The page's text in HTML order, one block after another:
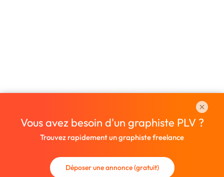
Vous avez besoin d'un graphiste PLV ?
Trouvez rapidement un graphiste freelance
Déposer une annonce (gratuit)